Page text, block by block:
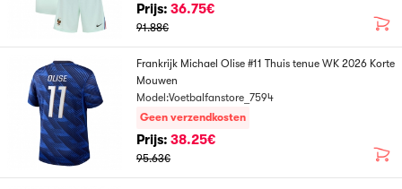
Prijs: 36.75€
91.88€
Frankrijk Michael Olise #11 Thuis tenue WK 2026 Korte
Mouwen
Model:Voetbalfanstore_7594
Geen verzendkosten
Prijs: 38.25€
95.63€